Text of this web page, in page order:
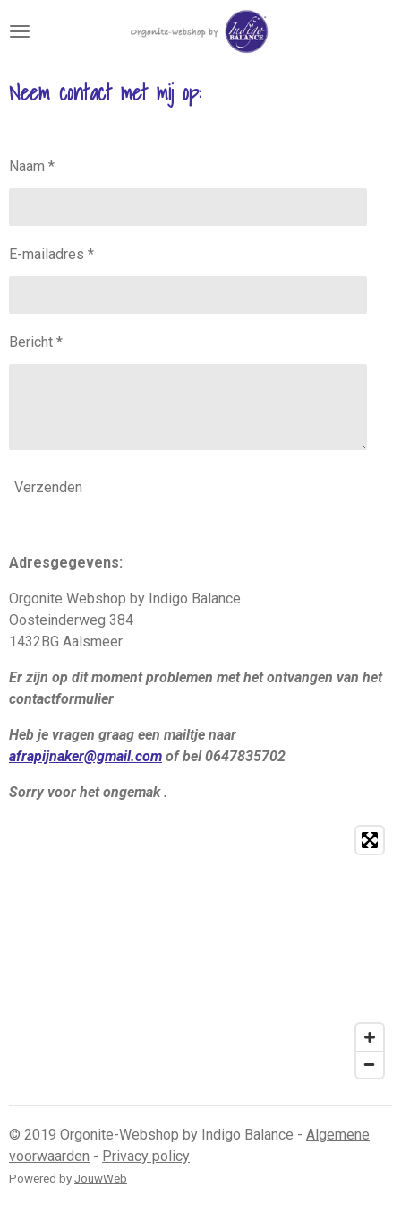
direct
de
hoofdinhoud
Neem contact met mij op:
Naam *
E-mailadres *
Bericht *
Verzenden
Adresgegevens:
Orgonite Webshop by Indigo Balance
Oosteinderweg 384
1432BG Aalsmeer
Er zijn op dit moment problemen met het ontvangen van het
contactformulier
Heb je vragen graag een mailtje naar
afrapijnaker@gmail.com of bel 0647835702
Sorry voor het ongemak .
© 2019 Orgonite-Webshop by Indigo Balance - Algemene
voorwaarden - Privacy policy
Powered by JouwWeb